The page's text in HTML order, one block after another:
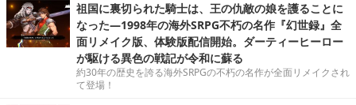
祖国に裏切られた騎士は、王の仇敵の娘を護ることに
なった―1998年の海外SRPG不朽の名作『幻世録』全
面リメイク版、体験版配信開始。ダーティーヒーロー
が駆ける異色の戦記が令和に蘇る
約30年の歴史を誇る海外SRPGの不朽の名作が全面リメイクされ
て登場！